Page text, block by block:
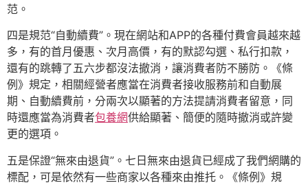
范。
四是規范“自動續費”。現在網站和APP的各種付費會員越來越
多，有的首月優惠、次月高價，有的默認勾選、私行扣款，
還有的跳轉了五六步都沒法撤消，讓消費者防不勝防。《條
例》規定，相關經營者應當在消費者接收服務前和自動展
期、自動續費前，分兩次以顯著的方法提請消費者留意，同
時還應當為消費者包養網供給顯著、簡便的隨時撤消或許變
更的選項。
五是保證“無來由退貨”。七日無來由退貨已經成了我們網購的
標配，可是依然有一些商家以各種來由推托。《條例》規